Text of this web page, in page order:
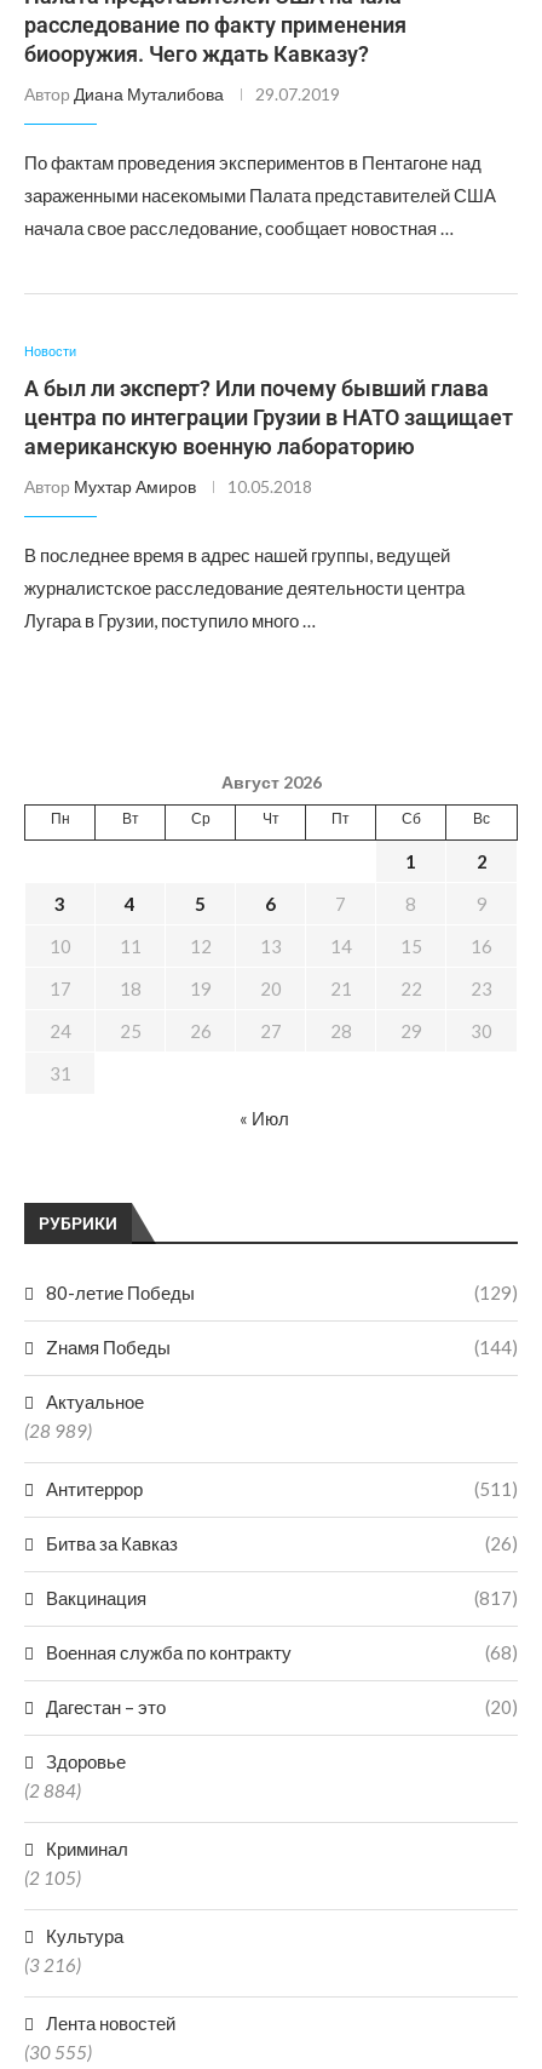
расследование по факту применения
биооружия. Чего ждать Кавказу?
Автор Диана Муталибова 29.07.2019
По фактам проведения экспериментов в Пентагоне над
зараженными насекомыми Палата представителей США
начала свое расследование, сообщает новостная …
Новости
А был ли эксперт? Или почему бывший глава
центра по интеграции Грузии в НАТО защищает
американскую военную лабораторию
Автор Мухтар Амиров 10.05.2018
В последнее время в адрес нашей группы, ведущей
журналистское расследование деятельности центра
Лугара в Грузии, поступило много …
РУБРИКИ
80-летие Победы (129)
Zнамя Победы (144)
Актуальное
(28 989)
Антитеррор (511)
Битва за Кавказ (26)
Вакцинация (817)
Военная служба по контракту (68)
Дагестан – это (20)
Здоровье
(2 884)
Криминал
(2 105)
Культура
(3 216)
Лента новостей
(30 555)
Август 2026
Пн Вт Ср Чт Пт Сб Вс
1
2
3
4 5 6 7 8
9
10
11 12 13 14 15
16
17
18 19 20 21 22
23
24
25 26 27 28 29
30
31
« Июл